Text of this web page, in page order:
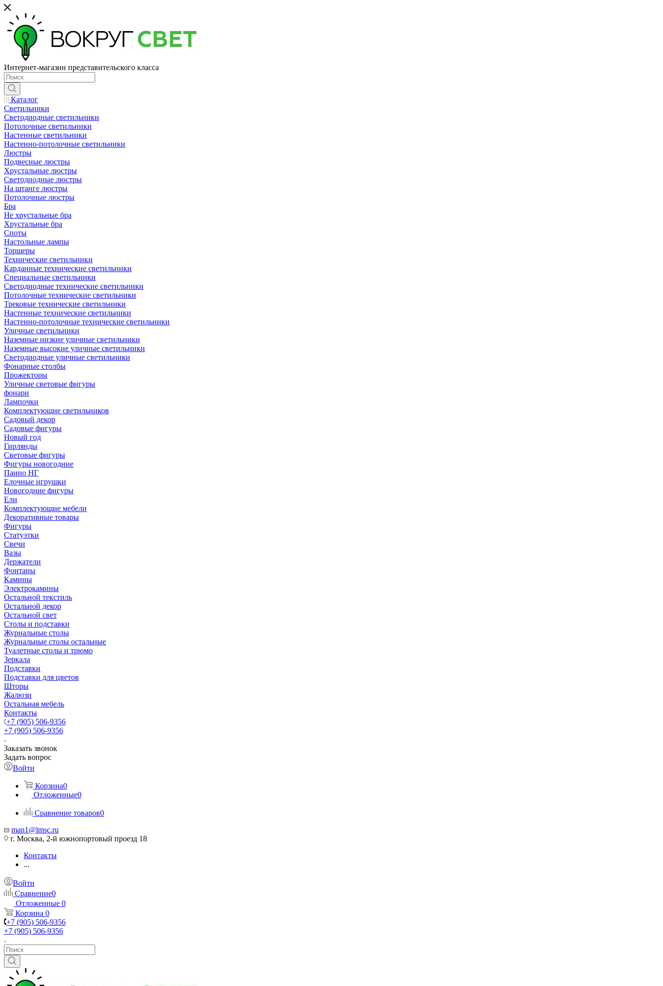
Интернет-магазин представительского класса
Каталог
Светильники
Светодиодные светильники
Потолочные светильники
Настенные светильники
Настенно-потолочные светильники
Люстры
Подвесные люстры
Хрустальные люстры
Светодиодные люстры
На штанге люстры
Потолочные люстры
Бра
Не хрустальные бра
Хрустальные бра
Споты
Настольные лампы
Торшеры
Технические светильники
Карданные технические светильники
Специальные светильники
Светодиодные технические светильники
Потолочные технические светильники
Трековые технические светильники
Настенные технические светильники
Настенно-потолочные технические светильники
Уличные светильники
Наземные низкие уличные светильники
Наземные высокие уличные светильники
Светодиодные уличные светильники
Фонарные столбы
Прожекторы
Уличные световые фигуры
фонари
Лампочки
Комплектующие светильников
Садовый декор
Садовые фигуры
Новый год
Гирлянды
Световые фигуры
Фигуры новогодние
Панно НГ
Елочные игрушки
Новогодние фигуры
Ели
Комплектующие мебели
Декоративные товары
Фигуры
Статуэтки
Свечи
Вазы
Держатели
Фонтаны
Камины
Электрокамины
Остальной текстиль
Остальной декор
Остальной свет
Столы и подставки
Журнальные столы
Журнальные столы остальные
Туалетные столы и трюмо
Зеркала
Подставки
Подставки для цветов
Шторы
Жалюзи
Остальная мебель
Контакты
+7 (905) 506-9356
+7 (905) 506-9356
Заказать звонок
Задать вопрос
Войти
Корзина0
Отложенные0
Сравнение товаров0
man1@lmsc.ru
г. Москва, 2-й южнопортовый проезд 18
Контакты
...
Войти
Сравнение0
Отложенные 0
Корзина 0
+7 (905) 506-9356
+7 (905) 506-9356